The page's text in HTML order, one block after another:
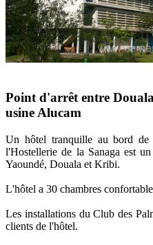
Point d'arrêt entre
usine Alucam
Un hôtel tranquille au bord
l'Hostellerie de la Sanaga est
Yaoundé, Douala et Kribi.
L'hôtel a 30 chambres
Les installations du Club des
clients de l'hôtel.